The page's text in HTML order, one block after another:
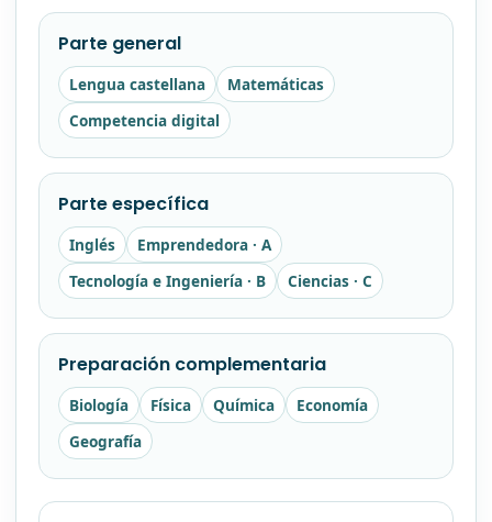
Parte general
Lengua castellana
Matemáticas
Competencia digital
Parte específica
Inglés
Emprendedora · A
Tecnología e Ingeniería · B
Ciencias · C
Preparación complementaria
Biología Física Química
Economía
Geografía